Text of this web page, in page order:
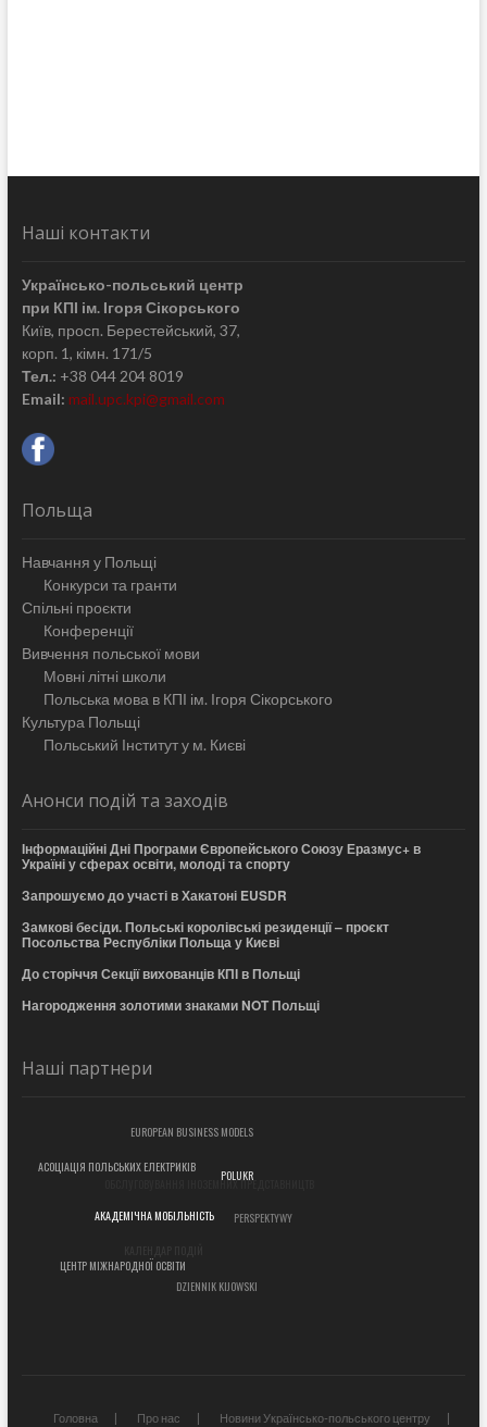
Наші контакти
Українсько-польський центр
при КПІ ім. Ігоря Сікорського
Київ, просп. Берестейський, 37,
корп. 1, кімн. 171/5
Тел.: +38 044 204 8019
Email: mail.upc.kpi@gmail.com
Польща
Навчання у Польщі
Конкурси та гранти
Спільні проєкти
Конференції
Вивчення польської мови
Мовні літні школи
Польська мова в КПІ ім. Ігоря Сікорського
Культура Польщі
Польський Інститут у м. Києві
Анонси подій та заходів
Інформаційні Дні Програми Європейського Союзу Еразмус+ в
Україні у сферах освіти, молоді та спорту
Запрошуємо до участі в Хакатоні EUSDR
Замкові бесіди. Польські королівські резиденції – проєкт
Посольства Республіки Польща у Києві
До сторіччя Секції вихованців КПІ в Польщі
Нагородження золотими знаками NOT Польщі
Наші партнери
DZIENNIK KIJOWSKI
PERSPEKTYWY
POLUKR
АКАДЕМІЧНА МОБІЛЬНІСТЬ
ЦЕНТР МІЖНАРОДНОЇ ОСВІТИ
ОБСЛУГОВУВАННЯ ІНОЗЕМНИХ ПРЕДСТАВНИЦТВ
EUROPEAN BUSINESS MODELS
АСОЦІАЦІЯ ПОЛЬСЬКИХ ЕЛЕКТРИКІВ
Головна Про нас Новини Українсько-польського центру